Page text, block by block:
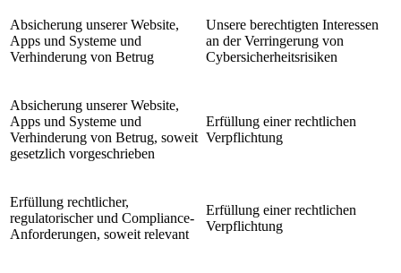
Absicherung unserer Website,
Apps und Systeme und
Verhinderung von Betrug
Unsere berechtigten Interessen
an der Verringerung von
Cybersicherheitsrisiken
Absicherung unserer Website,
Apps und Systeme und
Verhinderung von Betrug, soweit
gesetzlich vorgeschrieben
Erfüllung einer rechtlichen
Verpflichtung
Erfüllung rechtlicher,
regulatorischer und Compliance-
Anforderungen, soweit relevant
Erfüllung einer rechtlichen
Verpflichtung